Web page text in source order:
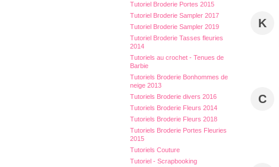
Tutoriel Broderie Portes 2015
Tutoriel Broderie Sampler 2017
Tutoriel Broderie Sampler 2019
Tutoriel Broderie Tasses fleuries
2014
Tutoriels au crochet - Tenues de
Barbie
Tutoriels Broderie Bonhommes de
neige 2013
Tutoriels Broderie divers 2016
Tutoriels Broderie Fleurs 2014
Tutoriels Broderie Fleurs 2018
Tutoriels Broderie Portes Fleuries
2015
Tutoriels Couture
Tutoriel - Scrapbooking
K
C